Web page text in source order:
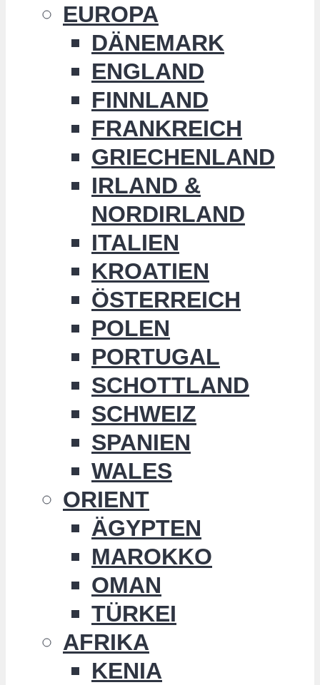
EUROPA
DÄNEMARK
ENGLAND
FINNLAND
FRANKREICH
GRIECHENLAND
IRLAND &
NORDIRLAND
ITALIEN
KROATIEN
ÖSTERREICH
POLEN
PORTUGAL
SCHOTTLAND
SCHWEIZ
SPANIEN
WALES
ORIENT
ÄGYPTEN
MAROKKO
OMAN
TÜRKEI
AFRIKA
KENIA